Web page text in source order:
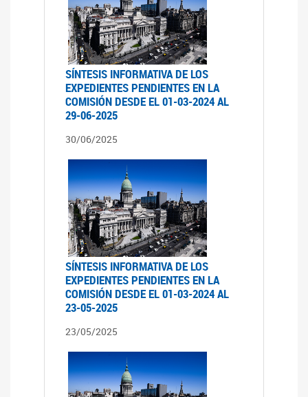
SÍNTESIS INFORMATIVA DE LOS
EXPEDIENTES PENDIENTES EN LA
COMISIÓN DESDE EL 01-03-2024 AL
29-06-2025
30/06/2025
SÍNTESIS INFORMATIVA DE LOS
EXPEDIENTES PENDIENTES EN LA
COMISIÓN DESDE EL 01-03-2024 AL
23-05-2025
23/05/2025